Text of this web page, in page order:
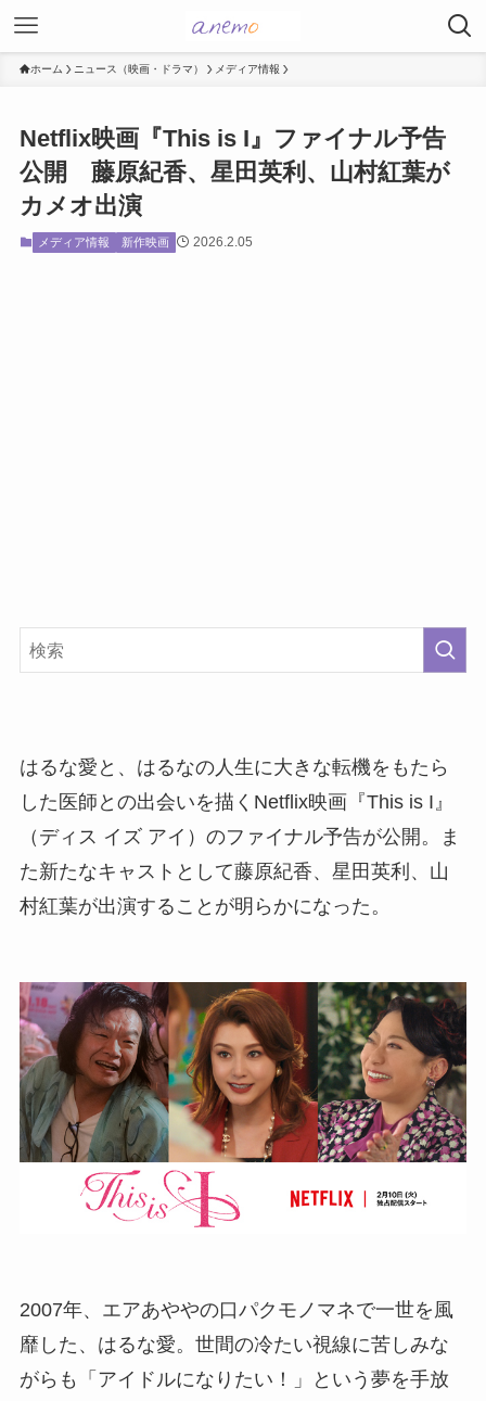
ホーム ニュース（映画・ドラマ） メディア情報
Netflix映画『This is I』ファイナル予告
公開 藤原紀香、星田英利、山村紅葉が
カメオ出演
メディア情報 新作映画 2026.2.05
はるな愛と、はるなの人生に大きな転機をもたら
した医師との出会いを描くNetflix映画『This is I』
（ディス イズ アイ）のファイナル予告が公開。ま
た新たなキャストとして藤原紀香、星田英利、山
村紅葉が出演することが明らかになった。
2007年、エアあややの口パクモノマネで一世を風
靡した、はるな愛。世間の冷たい視線に苦しみな
がらも「アイドルになりたい！」という夢を手放